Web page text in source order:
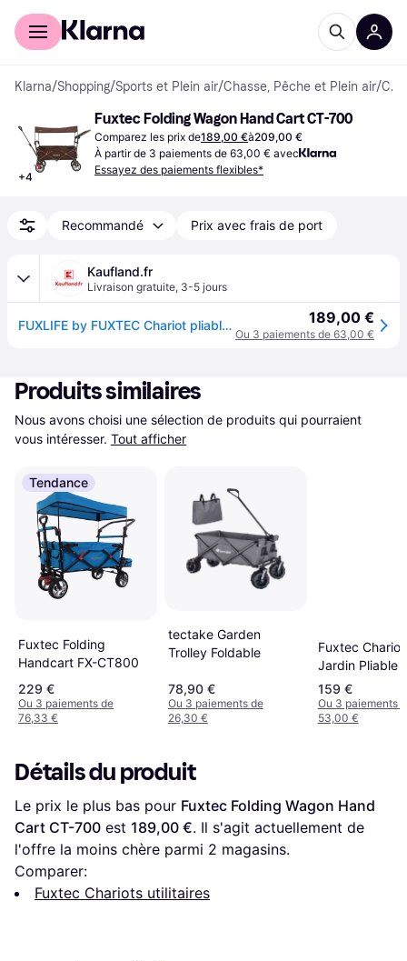
Acheter avec Klarna
Klarna/Shopping/Sports et Plein air/Chasse, Pêche et Plein air/ Chariots utilitaires
+4
Fuxtec Folding Wagon Hand Cart CT-700
Comparez les prix de189,00 €à209,00 €
À partir de 3 paiements de 63,00 € avec
Essayez des paiements flexibles*
Recommandé Prix avec frais de port
Kaufland.fr
Livraison gratuite, 3-5 jours
FUXLIFE by FUXTEC Chariot pliable FX-CT700 Marron Chariot pliable pour les sorties et le quotidien Assise rembourrée Avec freins de blocage Marron 189,00 €
Ou 3 paiements de 63,00 €
Produits similaires
Nous avons choisi une sélection de produits qui pourraient
vous intéresser. Tout afficher
Tendance
Fuxtec Folding
Handcart FX-CT800
229 €
Ou 3 paiements de
76,33 €
tectake Garden
Trolley Foldable
78,90 €
Ou 3 paiements de
26,30 €
Fuxtec
Jardin Pliable
Cruiser 75 kg
159 €
Ou 3 paiements
53,00 €
Détails du produit
Le prix le plus bas pour Fuxtec Folding Wagon Hand
Cart CT-700 est 189,00 €. Il s'agit actuellement de
l'offre la moins chère parmi 2 magasins.
Comparer:
Fuxtec Chariots utilitaires